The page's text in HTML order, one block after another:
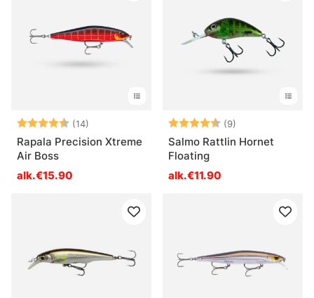
Arvio: (14)
4.5 5:sta tähdestä
Rapala Precision Xtreme
Air Boss
alk.€15.90
Arvio: (9)
Salmo Rattlin Hornet
Floating
alk.€11.90